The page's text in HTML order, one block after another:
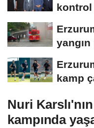
kontrol
kamp
Nuri
kampında